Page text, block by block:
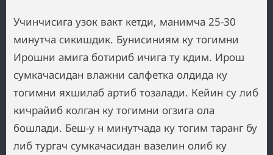
Учинчисига узок вакт кетди, манимча 25-30
минутча сикишдик. Бунисиниям ку тогимни
Ирошни амига ботириб ичига ту кдим. Ирош
сумкачасидан влажни салфетка олдида ку
тогимни яхшилаб артиб тозалади. Кейин су либ
кичрайиб колган ку тогимни огзига ола
бошлади. Беш-у н минутчада ку тогим таранг бу
либ тургач сумкачасидан вазелин олиб ку